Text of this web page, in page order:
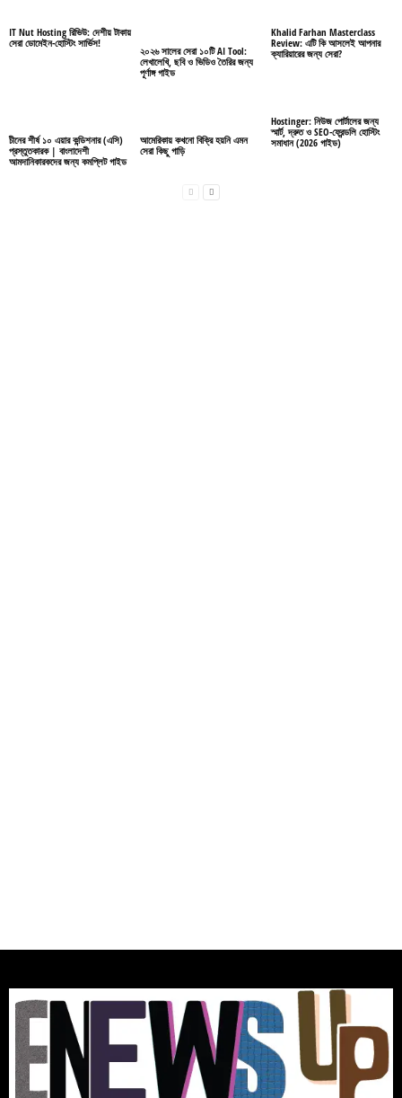
IT Nut Hosting রিভিউ: দেশীয় টাকায়
সেরা ডোমেইন-হোস্টিং সার্ভিস!
২০২৬ সালের সেরা ১০টি AI Tool:
লেখালেখি, ছবি ও ভিডিও তৈরির জন্য
পূর্ণাঙ্গ গাইড
Khalid Farhan Masterclass
Review: এটি কি আসলেই আপনার
ক্যারিয়ারের জন্য সেরা?
চীনের শীর্ষ ১০ এয়ার কন্ডিশনার (এসি)
প্রস্তুতকারক | বাংলাদেশী
আমদানিকারকদের জন্য কমপ্লিট গাইড
আমেরিকায় কখনো বিক্রি হয়নি এমন
সেরা কিছু গাড়ি
Hostinger: নিউজ পোর্টালের জন্য
স্মার্ট, দ্রুত ও SEO-ফ্রেন্ডলি হোস্টিং
সমাধান (2026 গাইড)